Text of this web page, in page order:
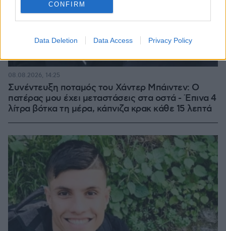
CONFIRM
Data Deletion Data Access Privacy Policy
Συνέντευξη ποταμός του Χάντερ Μπάιντεν: Ο
πατέρας μου έχει μεταστάσεις στα οστά - Έπινα 4
λίτρα βότκα τη μέρα, κάπνιζα κρακ κάθε 15 λεπτά
08.08.2026, 14:25